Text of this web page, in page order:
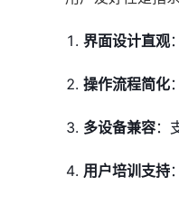
界面设计直观
操作流程简化
多设备兼容：
用户培训支持